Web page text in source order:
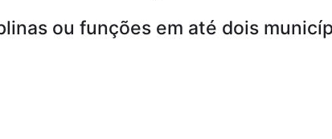
ou funções em até dois